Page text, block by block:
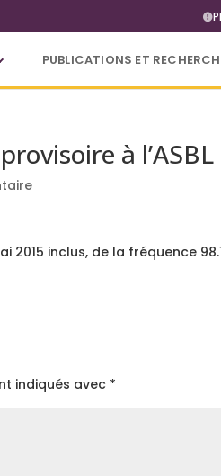
PUBLICATIONS ET
à l’ASBL
2015 inclus, de la fréquence
indiqués avec *